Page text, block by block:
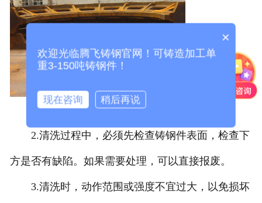
2.清洗过程中，必须先检查铸钢件表面，检查下
方是否有缺陷。如果需要处理，可以直接报废。
3.清洗时，动作范围或强度不宜过大，以免损坏
×
欢迎光临腾飞铸钢官网！可铸造加工单
重3-150吨铸钢件！
现在咨询 稍后再说